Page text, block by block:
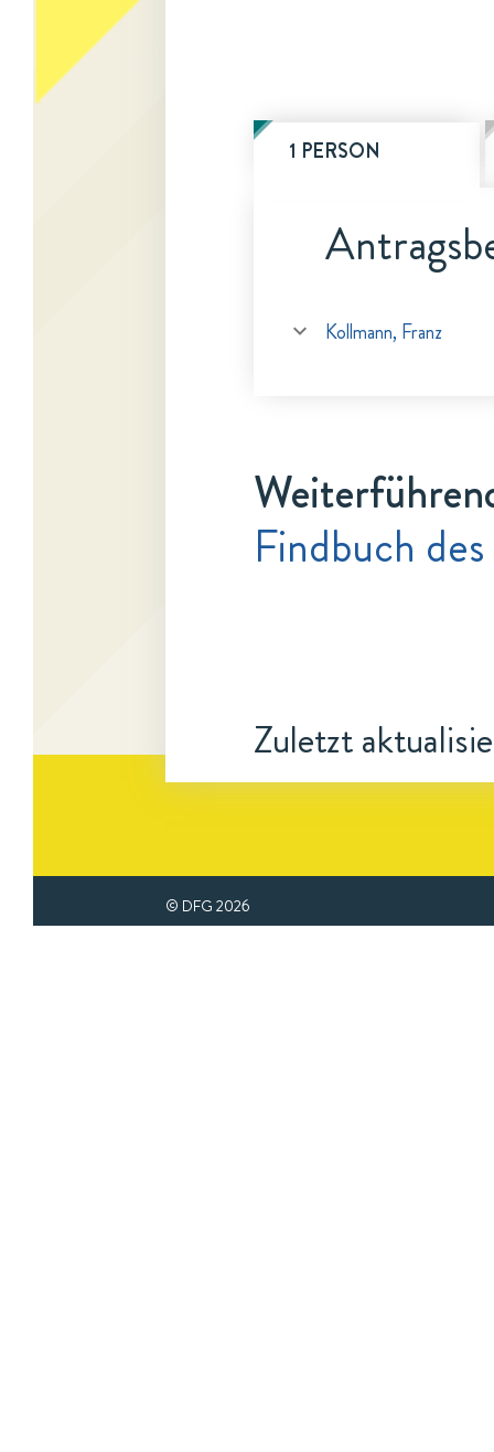
1 PERSON
Kollmann, Franz
Findbuch
Zuletzt
© DFG 2026